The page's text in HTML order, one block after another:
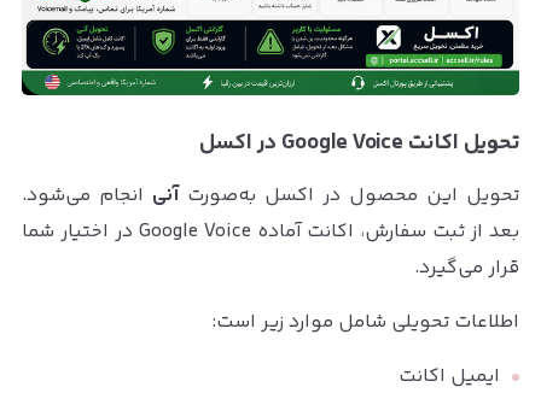
تحویل اکانت Google Voice در اکسل
تحویل این محصول در اکسل به‌صورتآنی انجام می‌شود.
بعد از ثبت سفارش، اکانت آماده Google Voice در اختیار شما
قرار می‌گیرد.
اطلاعات تحویلی شامل موارد زیر است:
ایمیل اکانت